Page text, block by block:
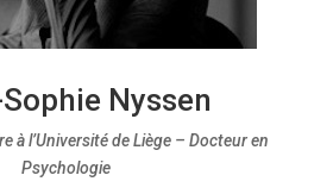
Nyssen
à l’Université de Liège – Docteur en
Psychologie